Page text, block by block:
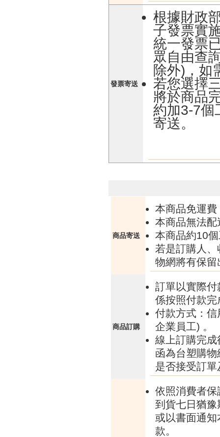
發票寄送
根據財政
子發票實
統一發票
眾自由查
除外)，如
若您選擇
將於商品
約加3-7個
寄送。
商品寄送
本商品免運
本商品無法配
本商品約10
若是訂購人
物網將有保
商品訂購
訂單以實際
係按照付款
付款方式：
企業員工) 。
線上訂購完
函為台塑購
是否接受訂
依照消費者
到貨七日猶
或以書面通
款。